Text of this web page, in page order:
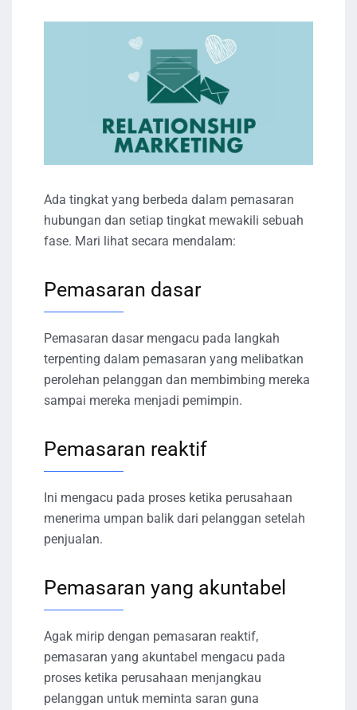
Ada tingkat yang berbeda dalam pemasaran
hubungan dan setiap tingkat mewakili sebuah
fase. Mari lihat secara mendalam:
Pemasaran dasar
Pemasaran dasar mengacu pada langkah
terpenting dalam pemasaran yang melibatkan
perolehan pelanggan dan membimbing mereka
sampai mereka menjadi pemimpin.
Pemasaran reaktif
Ini mengacu pada proses ketika perusahaan
menerima umpan balik dari pelanggan setelah
penjualan.
Pemasaran yang akuntabel
Agak mirip dengan pemasaran reaktif,
pemasaran yang akuntabel mengacu pada
proses ketika perusahaan menjangkau
pelanggan untuk meminta saran guna